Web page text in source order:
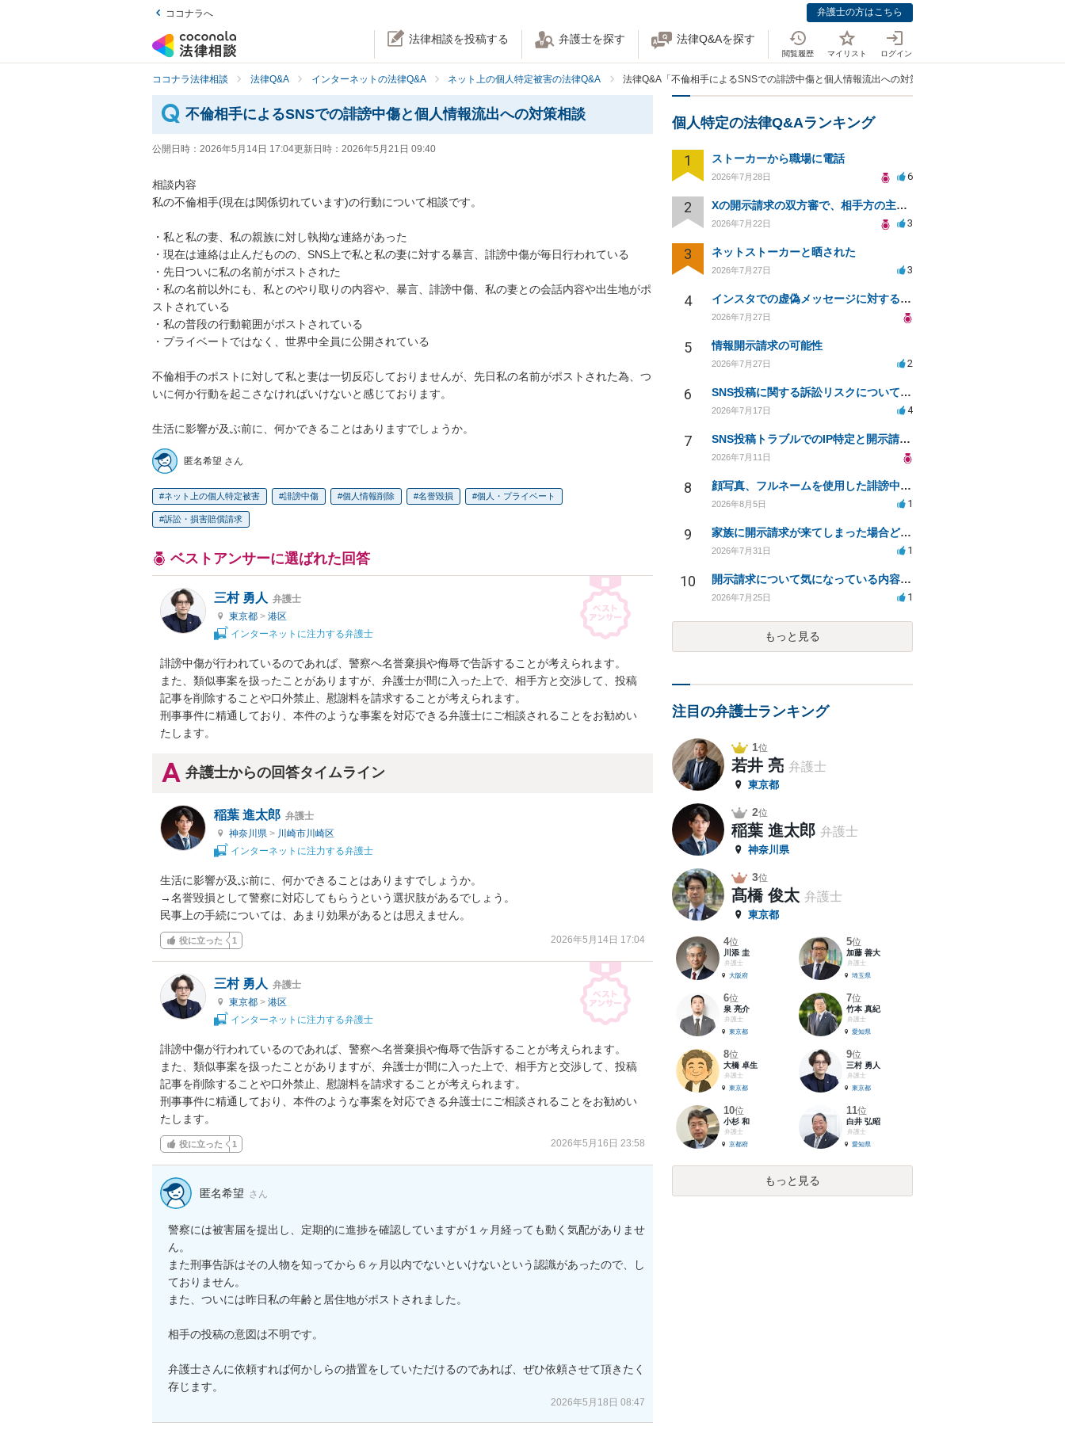
ココナラへ 弁護士の方はこちら
法律相談を投稿する 弁護士を探す 法律Q&Aを探す
閲覧履歴 マイリスト ログイン
ココナラ法律相談 法律Q&A インターネットの法律Q&A ネット上の個人特定被害の法律Q&A 法律Q&A「不倫相手によるSNSでの誹謗中傷と個人情報流出への対策相談」
不倫相手によるSNSでの誹謗中傷と個人情報流出への対策相談
公開日時： 2026年5月14日 17:04更新日時： 2026年5月21日 09:40
相談内容
私の不倫相手(現在は関係切れています)の行動について相談です。
・私と私の妻、私の親族に対し執拗な連絡があった
・現在は連絡は止んだものの、SNS上で私と私の妻に対する暴言、誹謗中傷が毎日行われている
・先日ついに私の名前がポストされた
・私の名前以外にも、私とのやり取りの内容や、暴言、誹謗中傷、私の妻との会話内容や出生地がポ
ストされている
・私の普段の行動範囲がポストされている
・プライベートではなく、世界中全員に公開されている
不倫相手のポストに対して私と妻は一切反応しておりませんが、先日私の名前がポストされた為、つ
いに何か行動を起こさなければいけないと感じております。
生活に影響が及ぶ前に、何かできることはありますでしょうか。
匿名希望 さん
ネット上の個人特定被害 誹謗中傷 個人情報削除 名誉毀損 個人・プライベート
訴訟・損害賠償請求
ベストアンサーに選ばれた回答
三村 勇人 弁護士
東京都 > 港区
インターネットに注力する弁護士
誹謗中傷が行われているのであれば、警察へ名誉棄損や侮辱で告訴することが考えられます。
また、類似事案を扱ったことがありますが、弁護士が間に入った上で、相手方と交渉して、投稿
記事を削除することや口外禁止、慰謝料を請求することが考えられます。
刑事事件に精通しており、本件のような事案を対応できる弁護士にご相談されることをお勧めい
たします。
弁護士からの回答タイムライン
稲葉 進太郎 弁護士
神奈川県 > 川崎市川崎区
インターネットに注力する弁護士
生活に影響が及ぶ前に、何かできることはありますでしょうか。
→名誉毀損として警察に対応してもらうという選択肢があるでしょう。
民事上の手続については、あまり効果があるとは思えません。
役に立った 1 2026年5月14日 17:04
三村 勇人 弁護士
東京都 > 港区
インターネットに注力する弁護士
誹謗中傷が行われているのであれば、警察へ名誉棄損や侮辱で告訴することが考えられます。
また、類似事案を扱ったことがありますが、弁護士が間に入った上で、相手方と交渉して、投稿
記事を削除することや口外禁止、慰謝料を請求することが考えられます。
刑事事件に精通しており、本件のような事案を対応できる弁護士にご相談されることをお勧めい
たします。
役に立った 1 2026年5月16日 23:58
匿名希望 さん
警察には被害届を提出し、定期的に進捗を確認していますが１ヶ月経っても動く気配がありませ
ん。
また刑事告訴はその人物を知ってから６ヶ月以内でないといけないという認識があったので、し
ておりません。
また、ついには昨日私の年齢と居住地がポストされました。
相手の投稿の意図は不明です。
弁護士さんに依頼すれば何かしらの措置をしていただけるのであれば、ぜひ依頼させて頂きたく
存じます。
2026年5月18日 08:47
個人特定の法律Q&Aランキング
1 ストーカーから職場に電話
2026年7月28日 6
2 Xの開示請求の双方審で、相手方の主張が口頭ばかりで把握しきれません
2026年7月22日 3
3 ネットストーカーと晒された
2026年7月27日 3
4 インスタでの虚偽メッセージに対する法的対応の必要性は？
2026年7月27日
5 情報開示請求の可能性
2026年7月27日 2
6 SNS投稿に関する訴訟リスクについての相談
2026年7月17日 4
7 SNS投稿トラブルでのIP特定と開示請求の現実性は？
2026年7月11日
8 顔写真、フルネームを使用した誹謗中傷、悪用に対する開示請求
2026年8月5日 1
9 家族に開示請求が来てしまった場合どうするべきですか
2026年7月31日 1
10 開示請求について気になっている内容の質問
2026年7月25日 1
もっと見る
注目の弁護士ランキング
1位
若井 亮 弁護士
東京都
2位
稲葉 進太郎 弁護士
神奈川県
3位
髙橋 俊太 弁護士
東京都
4位
川添 圭
弁護士
大阪府
5位
加藤 善大
弁護士
埼玉県
6位
泉 亮介
弁護士
東京都
7位
竹本 真紀
弁護士
愛知県
8位
大橋 卓生
弁護士
東京都
9位
三村 勇人
弁護士
東京都
10位
小杉 和
弁護士
京都府
11位
白井 弘昭
弁護士
愛知県
もっと見る